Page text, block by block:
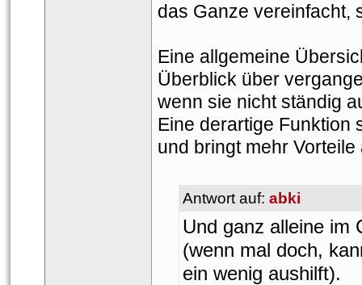
das Ganze vereinfacht,
Eine allgemeine
Überblick über
wenn sie nicht ständig
Eine derartige Funktion
und bringt mehr
Antwort auf: abki
Und ganz alleine im
(wenn mal doch,
ein wenig aushilft).